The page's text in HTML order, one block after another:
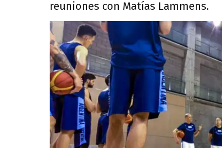
reuniones con Matías Lammens.